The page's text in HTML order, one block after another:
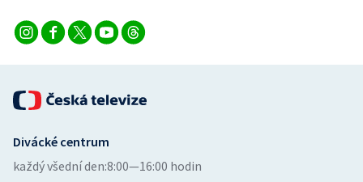
Divácké centrum
každý všední den:8:00—16:00 hodin